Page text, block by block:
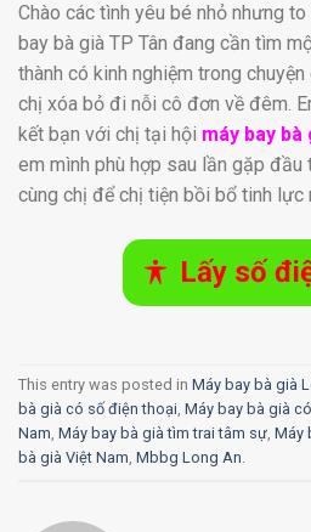
Chào các tình yêu bé nhỏ nhưng
bay bà già TP Tân đang cần tìm
thành có kinh nghiệm trong
chị xóa bỏ đi nỗi cô đơn về đêm.
kết bạn với chị tại hội máy bay bà
em mình phù hợp sau lần gặp đầu
cùng chị để chị tiện bồi bổ tinh lực
Lấy số
This entry was posted in Máy bay bà già
bà già có số điện thoại, Máy bay bà già
Nam, Máy bay bà già tìm trai tâm sự, Máy
bà già Việt Nam, Mbbg Long An.